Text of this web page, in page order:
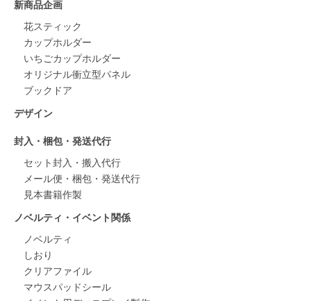
新商品企画
花スティック
カップホルダー
いちごカップホルダー
オリジナル衝立型パネル
ブックドア
デザイン
封入・梱包・発送代行
セット封入・搬入代行
メール便・梱包・発送代行
見本書籍作製
ノベルティ・イベント関係
ノベルティ
しおり
クリアファイル
マウスパッドシール